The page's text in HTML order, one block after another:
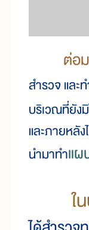
ต่อ
สำรวจ และ
บริเวณที่ยัง
และภายหลั
นำมาทำแ
ใน